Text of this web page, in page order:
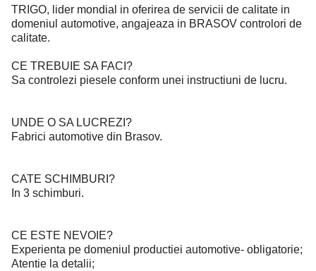
TRIGO, lider mondial in oferirea de servicii de calitate in
domeniul automotive, angajeaza in BRASOV controlori de
calitate.
CE TREBUIE SA FACI?
Sa controlezi piesele conform unei instructiuni de lucru.
UNDE O SA LUCREZI?
Fabrici automotive din Brasov.
CATE SCHIMBURI?
In 3 schimburi.
CE ESTE NEVOIE?
Experienta pe domeniul productiei automotive- obligatorie;
Atentie la detalii;